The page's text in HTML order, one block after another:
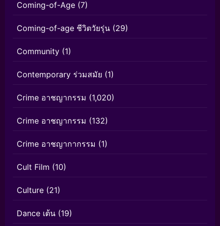
Coming-of-Age (7)
Coming-of-age ชีวิตวัยรุ่น (29)
Community (1)
Contemporary ร่วมสมัย (1)
Crime อาชญากรรม (1,020)
Crime อาชญากรรม (132)
Crime อาชญากากรรม (1)
Cult Film (10)
Culture (21)
Dance เต้น (19)